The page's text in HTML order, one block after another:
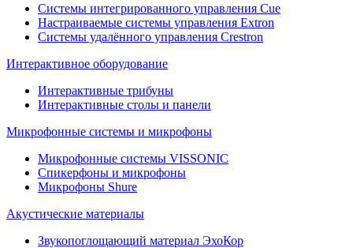
Системы интегрированного управления Cue
Настраиваемые системы управления Extron
Системы удалённого управления Crestron
Интерактивное оборудование
Интерактивные трибуны
Интерактивные столы и панели
Микрофонные системы и микрофоны
Микрофонные системы VISSONIC
Спикерфоны и микрофоны
Микрофоны Shure
Акустические материалы
Звукопоглощающий материал ЭхоКор